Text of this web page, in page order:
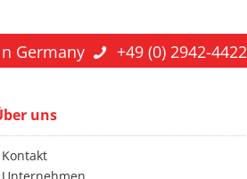
Germany +49 (0) 2942-4422
uns
Kontakt